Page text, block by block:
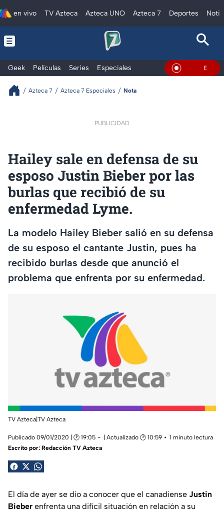
en vivo TV Azteca Azteca UNO Azteca 7 Deportes
Geek Películas Series Especiales En Vivo
Azteca 7 Azteca 7 Especiales Nota
PUBLICIDAD
Hailey sale en defensa de su
esposo Justin Bieber por las
burlas que recibió de su
enfermedad Lyme.
La modelo Hailey Bieber salió en su defensa
de su esposo el cantante Justin, pues ha
recibido burlas desde que anunció el
problema que enfrenta por su enfermedad.
TV Azteca|TV Azteca
Publicado 09/01/2020 | 🕑 19:05 | Actualizado 🕑 10:59
1 minuto lectura
Escrito por: Redacción TV Azteca
El día de ayer se dio a conocer que el canadiense Justin
Bieber enfrenta una difícil situación en relación a su